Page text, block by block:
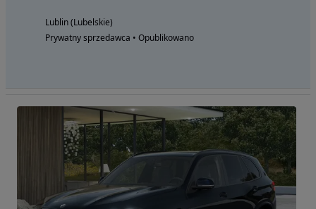
Lublin (Lubelskie)
Prywatny sprzedawca • Opublikowano